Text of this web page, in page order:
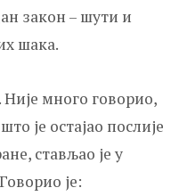
закон – шути и
шака.
Није много говорио,
је остајао послије
стављао је у
је: